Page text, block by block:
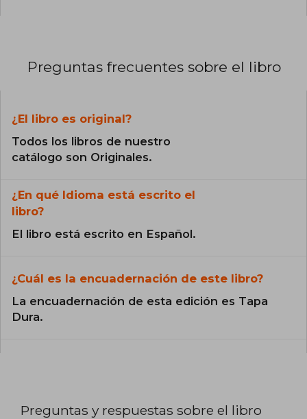
Preguntas frecuentes sobre el libro
¿El libro es original?
Todos los libros de nuestro
catálogo son Originales.
¿En qué Idioma está escrito el
libro?
El libro está escrito en Español.
¿Cuál es la encuadernación de este libro?
La encuadernación de esta edición es Tapa
Dura.
Preguntas y respuestas sobre el libro